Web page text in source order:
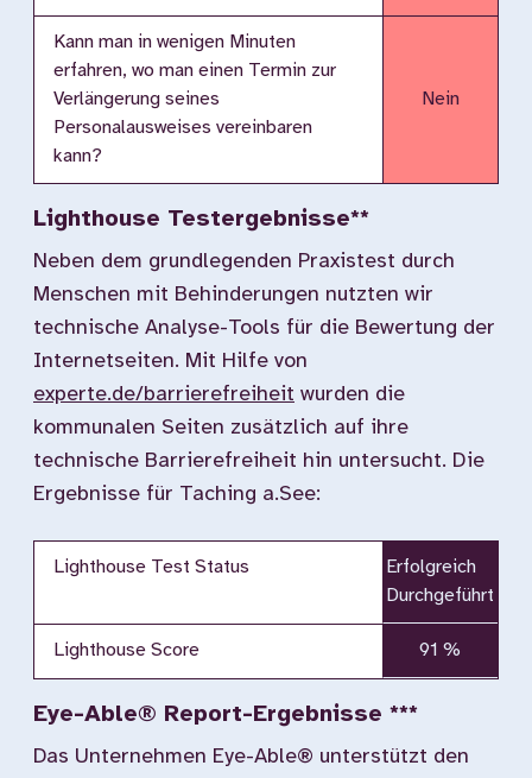
Kann man in wenigen Minuten
erfahren, wo man einen Termin zur
Verlängerung seines
Personalausweises vereinbaren
kann?
Nein
Lighthouse Testergebnisse**
Neben dem grundlegenden Praxistest durch
Menschen mit Behinderungen nutzten wir
technische Analyse-Tools für die Bewertung der
Internetseiten. Mit Hilfe von
experte.de/barrierefreiheit wurden die
kommunalen Seiten zusätzlich auf ihre
technische Barrierefreiheit hin untersucht. Die
Ergebnisse für Taching a.See:
Lighthouse Test Status
Erfolgreich
Durchgeführt
Lighthouse Score 91 %
Eye-Able® Report-Ergebnisse ***
Das Unternehmen Eye-Able® unterstützt den